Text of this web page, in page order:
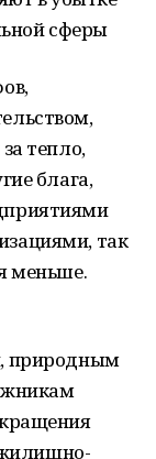
сферы
тепло,
блага,
так
меньше.
природным
жилищно-